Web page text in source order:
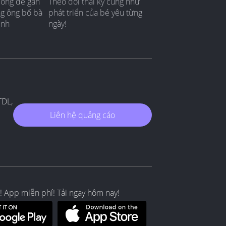
ông bố bà
phát triển của bé yêu từng
ngày!
Liên hệ quảng cáo
App miễn phí! Tải ngay hôm nay!